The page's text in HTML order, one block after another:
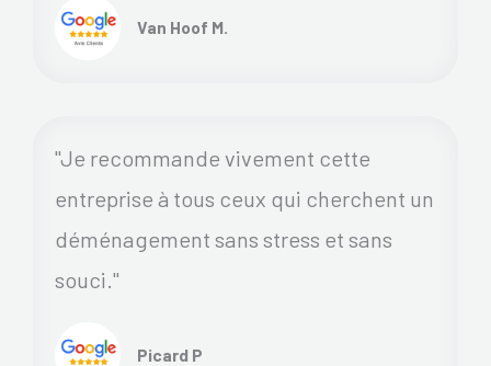
Van Hoof M.
"Je recommande vivement cette
entreprise à tous ceux qui cherchent un
déménagement sans stress et sans
souci."
Picard P